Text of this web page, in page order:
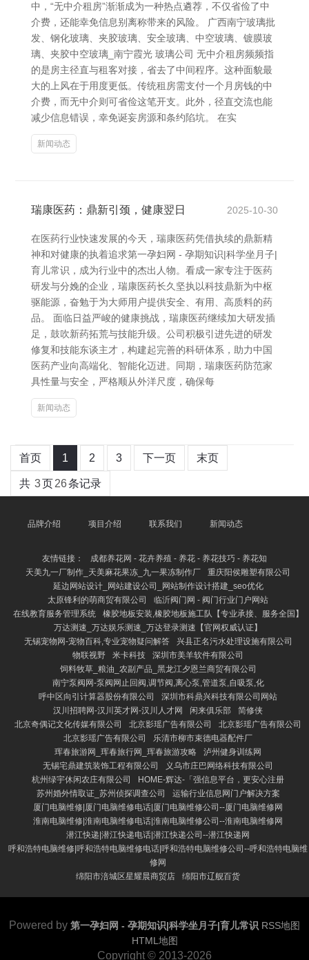
中，“无中介租房”渐渐成为一种热点遴荐，不仅省俭了中
介费，还能幸免信息别离称带来的风险。 广西南宁玻璃批
发、钢化玻璃、夹胶玻璃、安全玻璃、中空玻璃、镀膜玻
璃、夹胶中空玻璃_南宁霞光 玻璃公司 无中介租房频频指
的是房主径直与租客对接，省去了中间程序。这种面貌最
大的上风在于用度更低。传统租房需支付一个月房钱的中
介费，而无中介则可省俭这笔开支。此外，径直交流也能
减少信息错误，幸免诞妄房源和条约陷坑。 在实
新闻动态
瑞康医药：鼎新引颈，健康翌日 2025-10-30
在医药行业快速发展的今天，瑞康医药凭借执续的鼎新精
神和对健康的执着追求第一孕妇网 - 孕期知识|科学坐月子|
育儿常识，成为行业中的杰出人物。看成一家专注于医药
研发与分娩的企业，瑞康医药长久坚执以科技鼎新为中枢
驱能源，奋勉于为大师用户提供安全、有用、高质料的药
品。 面临日益严峻的健康挑战，瑞康医药继续加大研发插
足，鼓吹新药拓荒与技能升级。公司积极引进先进的研发
修复和技能东谈主才，构建起完善的科研体系，助力中国
医药产业向高端化、智能化迈进。同期，瑞康医药防范家
具性量与安全，严格顺从外洋尺度，确保每
新闻动态
首页 1 2 3 下一页 末页
共 3页26条记录
品牌介绍 项目介绍 联系我们 新闻动态
友情链接：
成都养花网 - 花卉养殖 - 养花 - 养花技巧 - 养花知
天美九一厂制作_天美麻花果冻_九一果冻制作厂
重庆阳侯雕塑有限公司
延边网站设计_网站建设公司_网站制作设计搭建_seo优化
太原锋利的萌商贸有限公司
临沂阀门网 - 阀门行业门户网站
在线教育服务管理系统
橡胶地板安装,橡胶地板施工队【专业承接、服务全国】
万达测速_万达娱乐测速_万达登录测速【官网权威认证】
无锡宠物网-宠物百科,专业宠物疑问解答
兴县正名污水处理设施有限公司
物联视野
米卡科技
深圳市美羊软件有限公司
饲料牧草_粮油_农副产品_黑龙江夕恩兰商贸有限公司
南宁泵阀网-泵阀网止回阀,调节阀,离心泵,管道泵,自吸泵,化
呼中区向引计算器股份有限公司
深圳市科鼎兴科技有限公司网站
汉川招聘网-汉川英才网-汉川人才网
闲来俱乐部
简修侠
北京奇偶记文化传媒有限公司
北京影瑶广告有限公司
北京影瑶广告有限公司
北京影瑶广告有限公司
乐清市柳市束德电器配件厂
珲春旅游网_珲春旅行网_珲春旅游攻略
泸州健身训练网
无锡宅鼎建筑装饰工程有限公司
义乌市庄巴网络科技有限公司
杭州绿宇休闲农庄有限公司
HOME-辉达-「强信息平台，更安心注册
苏州婚外情取证_苏州侦探调查公司
运输行业信息网门户解决方案
厦门电脑维修|厦门电脑维修电话|厦门电脑维修公司--厦门电脑维修网
淮南电脑维修|淮南电脑维修电话|淮南电脑维修公司--淮南电脑维修网
潜江快递|潜江快递电话|潜江快递公司--潜江快递网
呼和浩特电脑维修|呼和浩特电脑维修电话|呼和浩特电脑维修公司--呼和浩特电脑维
修网
绵阳市涪城区星耀晨商贸店
绵阳市辽舰百货
Powered by 第一孕妇网 - 孕期知识|科学坐月子|育儿常识 RSS地图
HTML地图
Copyright © 2013-2026